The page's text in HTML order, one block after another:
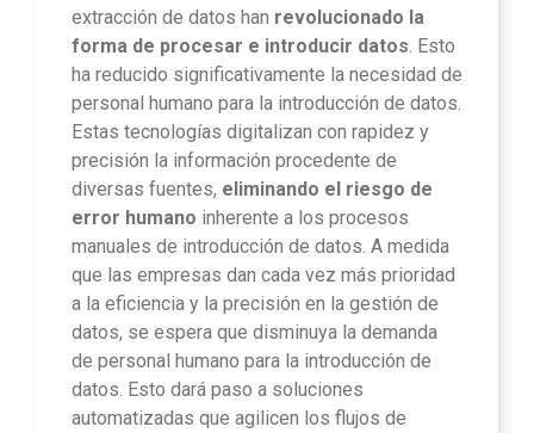
extracción de datos han revolucionado la
forma de procesar e introducir datos . Esto
ha reducido significativamente la necesidad de
personal humano para la introducción de datos.
Estas tecnologías digitalizan con rapidez y
precisión la información procedente de
diversas fuentes, eliminando el riesgo de
error humano inherente a los procesos
manuales de introducción de datos. A medida
que las empresas dan cada vez más prioridad
a la eficiencia y la precisión en la gestión de
datos, se espera que disminuya la demanda
de personal humano para la introducción de
datos. Esto dará paso a soluciones
automatizadas que agilicen los flujos de